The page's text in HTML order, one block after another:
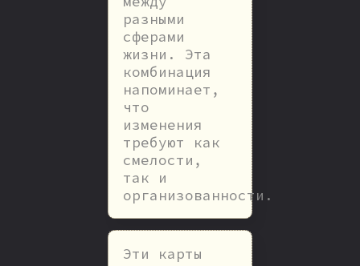
разными
сферами
жизни. Эта
комбинация
напоминает,
что
изменения
требуют как
смелости,
так и
организованности.
Эти карты